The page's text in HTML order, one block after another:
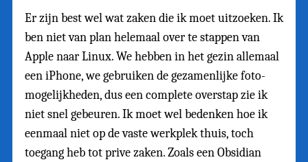
Er zijn best wel wat zaken die ik moet uitzoeken. Ik
ben niet van plan helemaal over te stappen van
Apple naar Linux. We hebben in het gezin allemaal
een iPhone, we gebruiken de gezamenlijke foto-
mogelijkheden, dus een complete overstap zie ik
niet snel gebeuren. Ik moet wel bedenken hoe ik
eenmaal niet op de vaste werkplek thuis, toch
toegang heb tot prive zaken. Zoals een Obsidian